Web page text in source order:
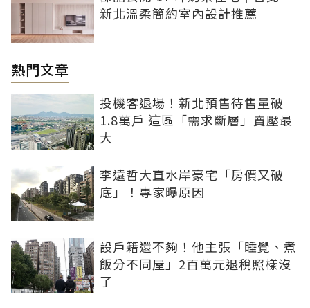
新北溫柔簡約室內設計推薦
熱門文章
投機客退場！新北預售待售量破
1.8萬戶 這區「需求斷層」賣壓最
大
李遠哲大直水岸豪宅「房價又破
底」！專家曝原因
設戶籍還不夠！他主張「睡覺、煮
飯分不同屋」2百萬元退稅照樣沒
了